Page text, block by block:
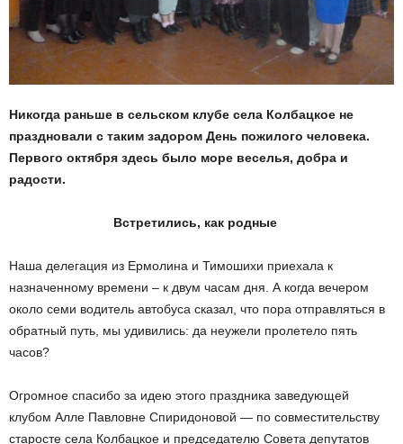
Никогда раньше в сельском клубе села Колбацкое не
праздновали с таким задором День пожилого человека.
Первого октября здесь было море веселья, добра и
радости.
Встретились, как родные
Наша делегация из Ермолина и Тимошихи приехала к
назначенному времени – к двум часам дня. А когда вечером
около семи водитель автобуса сказал, что пора отправляться в
обратный путь, мы удивились: да неужели пролетело пять
часов?
Огромное спасибо за идею этого праздника заведующей
клубом Алле Павловне Спиридоновой — по совместительству
старосте села Колбацкое и председателю Совета депутатов